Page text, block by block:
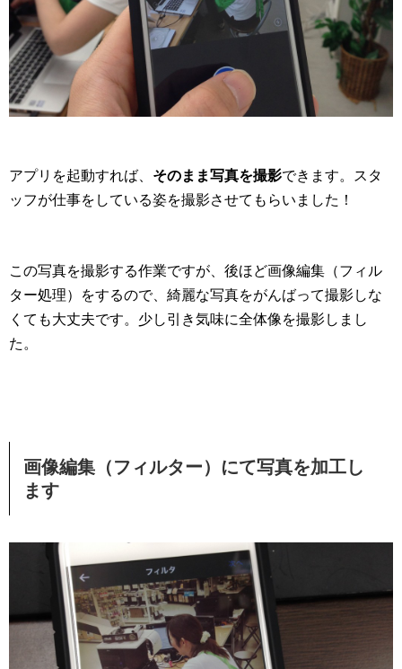
アプリを起動すれば、 そのまま写真を撮影できます。スタ
ッフが仕事をしている姿を撮影させてもらいました！
この写真を撮影する作業ですが、後ほど画像編集（フィル
ター処理）をするので、綺麗な写真をがんばって撮影しな
くても大丈夫です。少し引き気味に全体像を撮影しまし
た。
画像編集（フィルター）にて写真を加工し
ます